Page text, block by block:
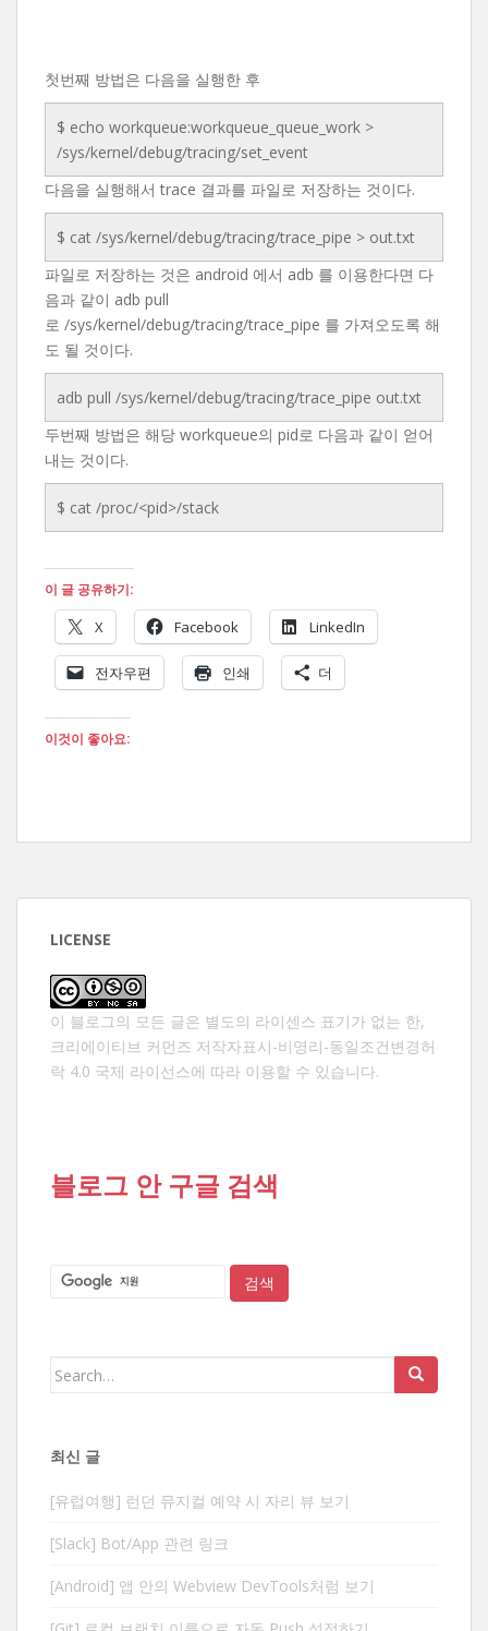
첫번째 방법은 다음을 실행한 후
$ echo workqueue:workqueue_queue_work >
/sys/kernel/debug/tracing/set_event
다음을 실행해서 trace 결과를 파일로 저장하는 것이다.
$ cat /sys/kernel/debug/tracing/trace_pipe > out.txt
파일로 저장하는 것은 android 에서 adb 를 이용한다면 다
음과 같이 adb pull
로 /sys/kernel/debug/tracing/trace_pipe 를 가져오도록 해
도 될 것이다.
adb pull /sys/kernel/debug/tracing/trace_pipe out.txt
두번째 방법은 해당 workqueue의 pid로 다음과 같이 얻어
내는 것이다.
$ cat /proc/<pid>/stack
이 글 공유하기:
X Facebook LinkedIn
전자우편 인쇄 더
이것이 좋아요:
LICENSE
이 블로그의 모든 글은 별도의 라이센스 표기가 없는 한,
크리에이티브 커먼즈 저작자표시-비영리-동일조건변경허
락 4.0 국제 라이선스에 따라 이용할 수 있습니다.
블로그 안 구글 검색
Search
최신 글
[유럽여행] 런던 뮤지컬 예약 시 자리 뷰 보기
[Slack] Bot/App 관련 링크
[Android] 앱 안의 Webview DevTools처럼 보기